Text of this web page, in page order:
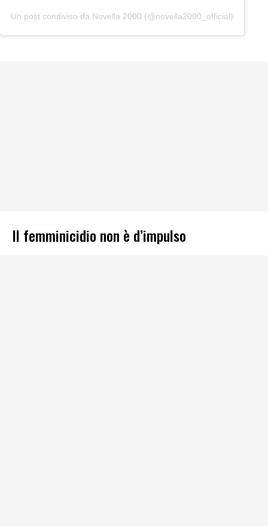
Un post condiviso da Novella 2000 (@novella2000_official)
Il femminicidio non è d’impulso